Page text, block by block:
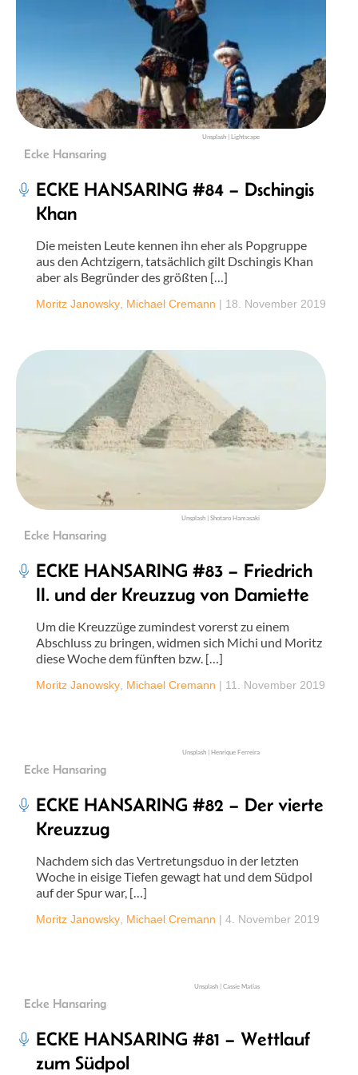
Unsplash | Lightscape
Ecke Hansaring
ECKE HANSARING #84 – Dschingis
Khan
Die meisten Leute kennen ihn eher als Popgruppe
aus den Achtzigern, tatsächlich gilt Dschingis Khan
aber als Begründer des größten […]
Moritz Janowsky Michael Cremann | 18. November 2019
Unsplash | Shotaro Hamasaki
Ecke Hansaring
ECKE HANSARING #83 – Friedrich
II. und der Kreuzzug von Damiette
Um die Kreuzzüge zumindest vorerst zu einem
Abschluss zu bringen, widmen sich Michi und Moritz
diese Woche dem fünften bzw. […]
Moritz Janowsky Michael Cremann | 11. November 2019
Unsplash | Henrique Ferreira
Ecke Hansaring
ECKE HANSARING #82 – Der vierte
Kreuzzug
Nachdem sich das Vertretungsduo in der letzten
Woche in eisige Tiefen gewagt hat und dem Südpol
auf der Spur war, […]
Moritz Janowsky Michael Cremann | 4. November 2019
Unsplash | Cassie Matias
Ecke Hansaring
ECKE HANSARING #81 – Wettlauf
zum Südpol